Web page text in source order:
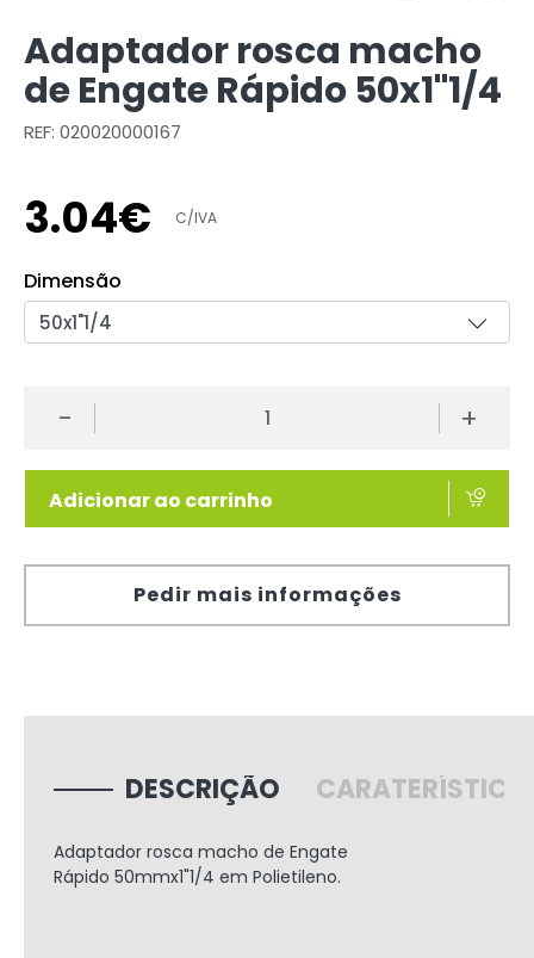
Adaptador rosca macho
de Engate Rápido 50x1"1/4
REF: 020020000167
3.04€ C/IVA
Dimensão
- +
Adicionar ao carrinho
Pedir mais informações
DESCRIÇÃO
Adaptador rosca macho de Engate
Rápido 50mmx1"1/4 em Polietileno.